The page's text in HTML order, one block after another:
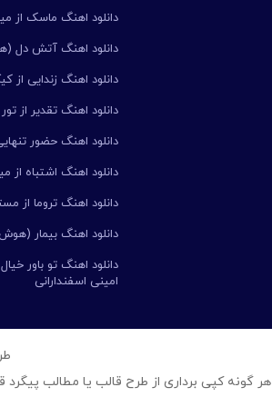
دانلود اهنگ ماسک از
دانلود اهنگ آتش دل
دانلود اهنگ زندایی از
دانلود اهنگ تقدیر از
دانلود اهنگ حضور
دانلود اهنگ اشتباه از
دانلود اهنگ تروما از
دانلود اهنگ بیمار
دانلود اهنگ تو باور
امینی اسفندارانی
هر گونه کپی برداری از طرح قالب یا مطالب